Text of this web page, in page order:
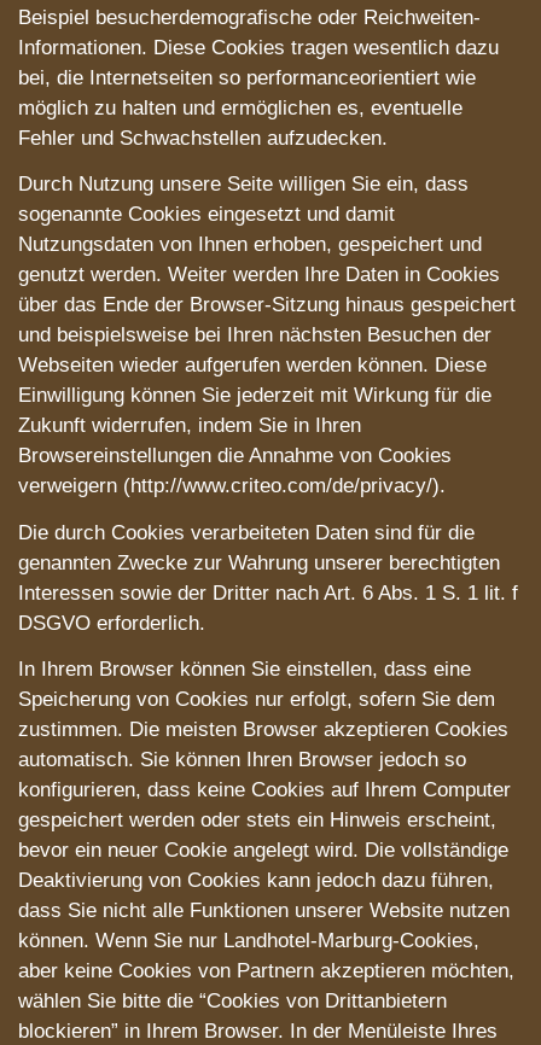
Beispiel besucherdemografische oder Reichweiten-
Informationen. Diese Cookies tragen wesentlich dazu
bei, die Internetseiten so performanceorientiert wie
möglich zu halten und ermöglichen es, eventuelle
Fehler und Schwachstellen aufzudecken.
Durch Nutzung unsere Seite willigen Sie ein, dass
sogenannte Cookies eingesetzt und damit
Nutzungsdaten von Ihnen erhoben, gespeichert und
genutzt werden. Weiter werden Ihre Daten in Cookies
über das Ende der Browser-Sitzung hinaus gespeichert
und beispielsweise bei Ihren nächsten Besuchen der
Webseiten wieder aufgerufen werden können. Diese
Einwilligung können Sie jederzeit mit Wirkung für die
Zukunft widerrufen, indem Sie in Ihren
Browsereinstellungen die Annahme von Cookies
verweigern (http://www.criteo.com/de/privacy/).
Die durch Cookies verarbeiteten Daten sind für die
genannten Zwecke zur Wahrung unserer berechtigten
Interessen sowie der Dritter nach Art. 6 Abs. 1 S. 1 lit. f
DSGVO erforderlich.
In Ihrem Browser können Sie einstellen, dass eine
Speicherung von Cookies nur erfolgt, sofern Sie dem
zustimmen. Die meisten Browser akzeptieren Cookies
automatisch. Sie können Ihren Browser jedoch so
konfigurieren, dass keine Cookies auf Ihrem Computer
gespeichert werden oder stets ein Hinweis erscheint,
bevor ein neuer Cookie angelegt wird. Die vollständige
Deaktivierung von Cookies kann jedoch dazu führen,
dass Sie nicht alle Funktionen unserer Website nutzen
können. Wenn Sie nur Landhotel-Marburg-Cookies,
aber keine Cookies von Partnern akzeptieren möchten,
wählen Sie bitte die “Cookies von Drittanbietern
blockieren” in Ihrem Browser. In der Menüleiste Ihres